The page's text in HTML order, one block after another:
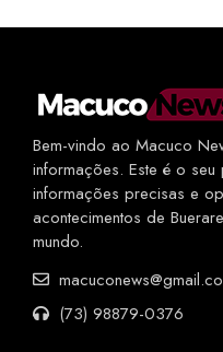
Bem-vindo ao Macuco
informações. Este é o
informações precisas e
acontecimentos de
mundo.
(73) 98879-0376